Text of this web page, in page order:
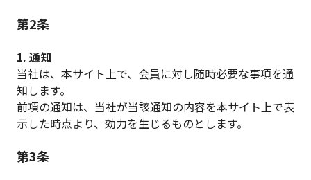
第2条
1. 通知
当社は、本サイト上で、会員に対し随時必要な事項を通
知します。
前項の通知は、当社が当該通知の内容を本サイト上で表
示した時点より、効力を生じるものとします。
第3条